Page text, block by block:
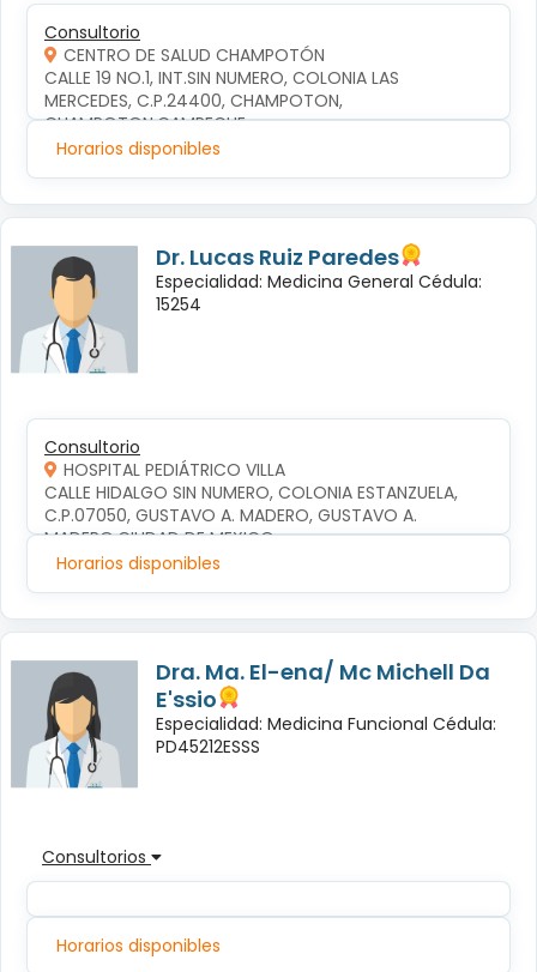
Consultorio
CENTRO DE SALUD CHAMPOTÓN
CALLE 19 NO.1, INT.SIN NUMERO, COLONIA LAS
MERCEDES, C.P.24400, CHAMPOTON,
CHAMPOTON,CAMPECHE
Horarios disponibles
Dr. Lucas Ruiz Paredes
Especialidad: Medicina General Cédula:
15254
Consultorio
HOSPITAL PEDIÁTRICO VILLA
CALLE HIDALGO SIN NUMERO, COLONIA ESTANZUELA,
C.P.07050, GUSTAVO A. MADERO, GUSTAVO A.
MADERO,CIUDAD DE MEXICO
Horarios disponibles
Dra. Ma. El-ena/ Mc Michell Da
E'ssio
Especialidad: Medicina Funcional Cédula:
PD45212ESSS
Consultorios
Horarios disponibles